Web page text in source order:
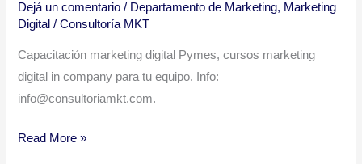
Dejá un comentario / Departamento de Marketing, Marketing
Digital /Consultoría MKT
Capacitación marketing digital Pymes, cursos marketing
digital in company para tu equipo. Info:
info@consultoriamkt.com.
Read More »